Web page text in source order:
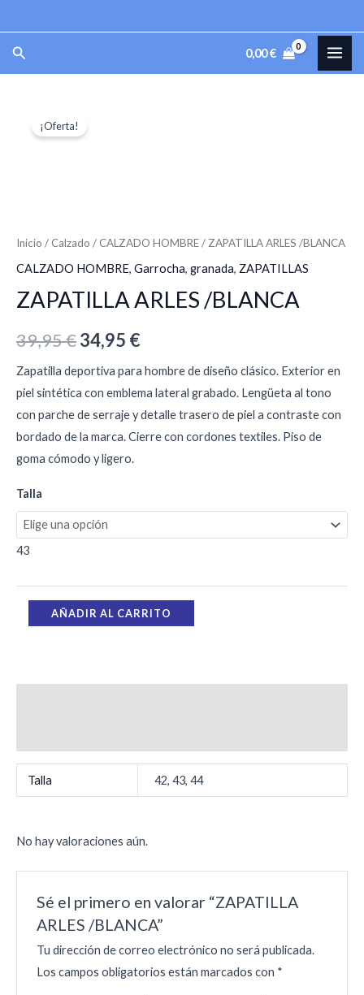
al
contenido
Buscar 0,00€
¡Oferta!
Inicio / Calzado / CALZADO HOMBRE/ ZAPATILLA ARLES /BLANCA
CALZADO HOMBRE, Garrocha, granada, ZAPATILLAS
ZAPATILLA ARLES /BLANCA
39,95€
39,95 €.
34,95 €
34,95 €.
Zapatilla deportiva para hombre de diseño clásico. Exterior en
piel sintética con emblema lateral grabado. Lengüeta al tono
con parche de serraje y detalle trasero de piel a contraste con
bordado de la marca. Cierre con cordones textiles. Piso de
goma cómodo y ligero.
Talla
43
ARLES
AÑADIR AL CARRITO
Talla 42, 43, 44
No hay valoraciones aún.
Sé el primero en valorar “ZAPATILLA
ARLES /BLANCA”
Tu dirección de correo electrónico no será publicada.
Los campos obligatorios están marcados con *